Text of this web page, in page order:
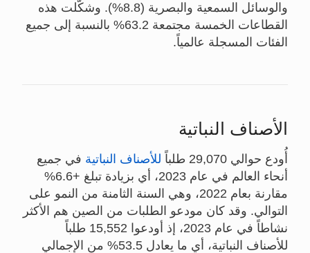
والوسائل السمعية والبصرية (8.8%). وشكّلت هذه
القطاعات الخمسة مجتمعة 63.2% بالنسبة إلى جميع
الفئات المسجلة عالمياً.
الأصناف النباتية
أُودع حوالي 29,070 طلباً للأصناف النباتية في جميع
أنحاء العالم في عام 2023، أي بزيادة تبلغ +6.6%
مقارنة بعام 2022، وهي السنة الثامنة من النمو على
التوالي. وقد كان مودعو الطلبات من الصين هم الأكثر
نشاطاً في عام 2023، إذ أودعوا 15,552 طلباً
للأصناف النباتية، أي ما يعادل 53.5% من الإجمالي